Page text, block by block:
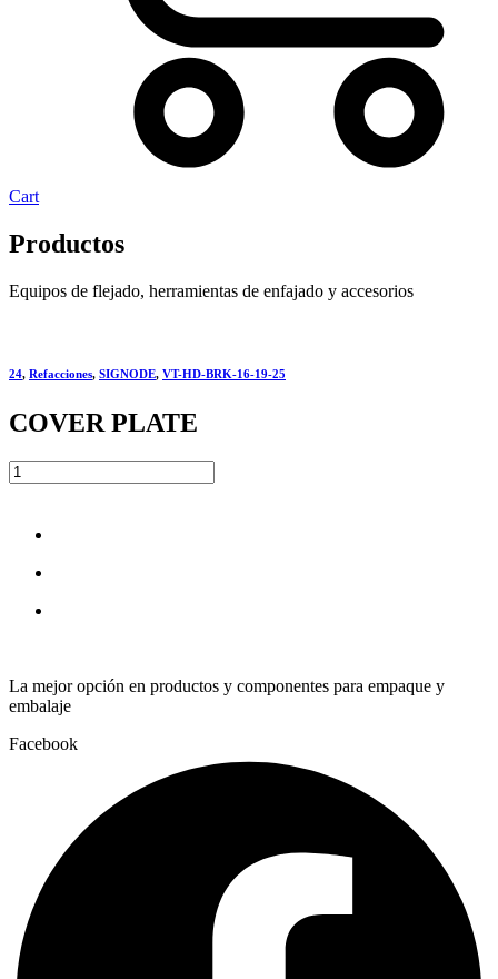
Cart
Productos
Equipos de flejado, herramientas de enfajado y accesorios
24, Refacciones, SIGNODE, VT-HD-BRK-16-19-25
COVER PLATE
COVER
PLATE
La mejor opción en productos y componentes para empaque y
embalaje
Facebook